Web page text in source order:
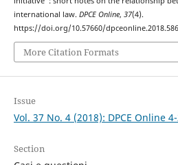
international law. DPCE Online, 37(4).
https://doi.org/10.57660/dpceonline.2018.586
More Citation Formats
Issue
Vol. 37 No. 4 (2018): DPCE Online
Section